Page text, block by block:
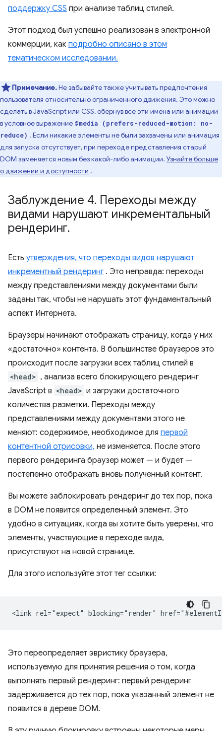
поддержку CSS при анализе таблиц стилей.
Этот подход был успешно реализован в электронной
коммерции, как подробно описано в этом
тематическом исследовании.
Примечание.Не забывайте также учитывать предпочтения
пользователя относительно ограниченного движения. Это можно
сделать в JavaScript или CSS, обернув все эти имена или анимации
в условное выражение @media (prefers-reduced-motion: no-
reduce) . Если никакие элементы не были захвачены или анимация
для запуска отсутствует, при переходе представления старый
DOM заменяется новым без какой-либо анимации. Узнайте больше
о движении и доступности .
Заблуждение 4. Переходы между
видами нарушают инкрементальный
рендеринг.
Есть утверждения, что переходы видов нарушают
инкрементный рендеринг . Это неправда: переходы
между представлениями между документами были
заданы так, чтобы не нарушать этот фундаментальный
аспект Интернета.
Браузеры начинают отображать страницу, когда у них
«достаточно» контента. В большинстве браузеров это
происходит после загрузки всех таблиц стилей в
<head> , анализа всего блокирующего рендеринг
JavaScript в <head> и загрузки достаточного
количества разметки. Переходы между
представлениями между документами этого не
меняют: содержимое, необходимое для первой
контентной отрисовки, не изменяется. После этого
первого рендеринга браузер может — и будет —
постепенно отображать вновь полученный контент.
Вы можете заблокировать рендеринг до тех пор, пока
в DOM не появится определенный элемент. Это
удобно в ситуациях, когда вы хотите быть уверены, что
элементы, участвующие в переходе вида,
присутствуют на новой странице.
Для этого используйте этот тег ссылки:
Это переопределяет эвристику браузера,
используемую для принятия решения о том, когда
выполнять первый рендеринг: первый рендеринг
задерживается до тех пор, пока указанный элемент не
появится в дереве DOM.